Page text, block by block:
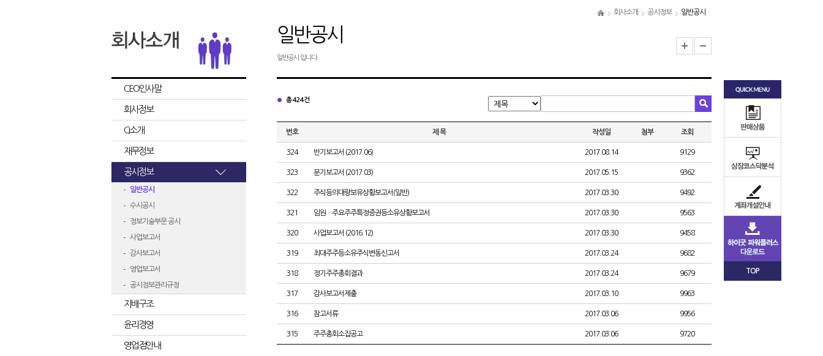
회사소개 공시정보 일반공시
CEO인사말
회사정보
CI소개
재무정보
공시정보
일반공시
수시공시
정보기술부문 공시
사업보고서
감사보고서
영업보고서
공시정보관리규정
지배구조
윤리경영
영업점안내
일반공시
일반공시 입니다.
총 424건
번호 제 목 작성일 첨부 조회
324 반기보고서 (2017.06) 2017.08.14 9129
323 분기보고서 (2017.03) 2017.05.15 9362
322 주식등의대량보유상황보고서(일반) 2017.03.30 9492
321 임원ㆍ주요주주특정증권등소유상황보고서 2017.03.30 9563
320 사업보고서 (2016.12) 2017.03.30 9458
319 최대주주등소유주식변동신고서 2017.03.24 9682
318 정기주주총회결과 2017.03.24 9679
317 감사보고서제출 2017.03.10 9963
316 참고서류 2017.03.06 9956
315 주주총회소집공고 2017.03.06 9720
TOP